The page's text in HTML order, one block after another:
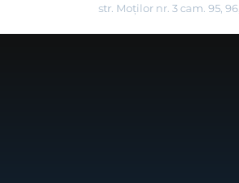
str. Moților nr. 3 cam. 95,